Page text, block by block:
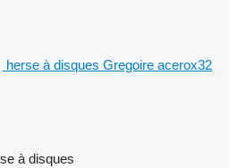
herse à disques Gregoire acerox32
à disques